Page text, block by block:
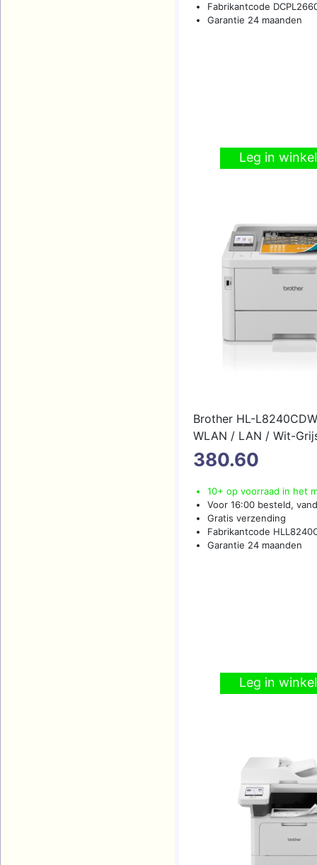
Fabrikantcode
Garantie 24 maanden
Leg in
Brother HL-
WLAN / LAN / Wit-
380.60
10+ op voorraad in het
Voor 16:00 besteld,
Gratis verzending
Fabrikantcode
Garantie 24 maanden
Leg in